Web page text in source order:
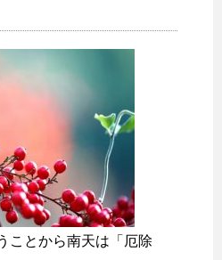
ことから南天は「厄除